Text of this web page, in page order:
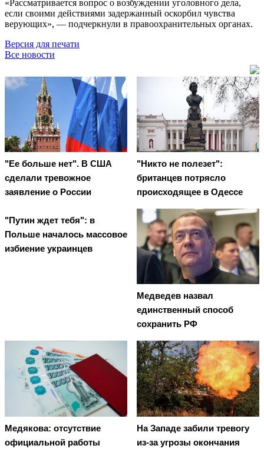
«Рассматривается вопрос о возбуждении уголовного дела,
если своими действиями задержанный оскорбил чувства
верующих», — подчеркнули в правоохранительных органах.
Версия для печати
Все новости
"Ее больше нет". В США
сделали тревожное
заявление о России
"Никто не полезет":
британцев потрясло
происходящее в Одессе
"Путин ждет тебя": в
Польше началось массовое
избиение украинцев
Медведев назвал
единственный способ
сохранить РФ
Медякова: отсутствие
официальной работы
На Западе забили тревогу
из-за угрозы окончания